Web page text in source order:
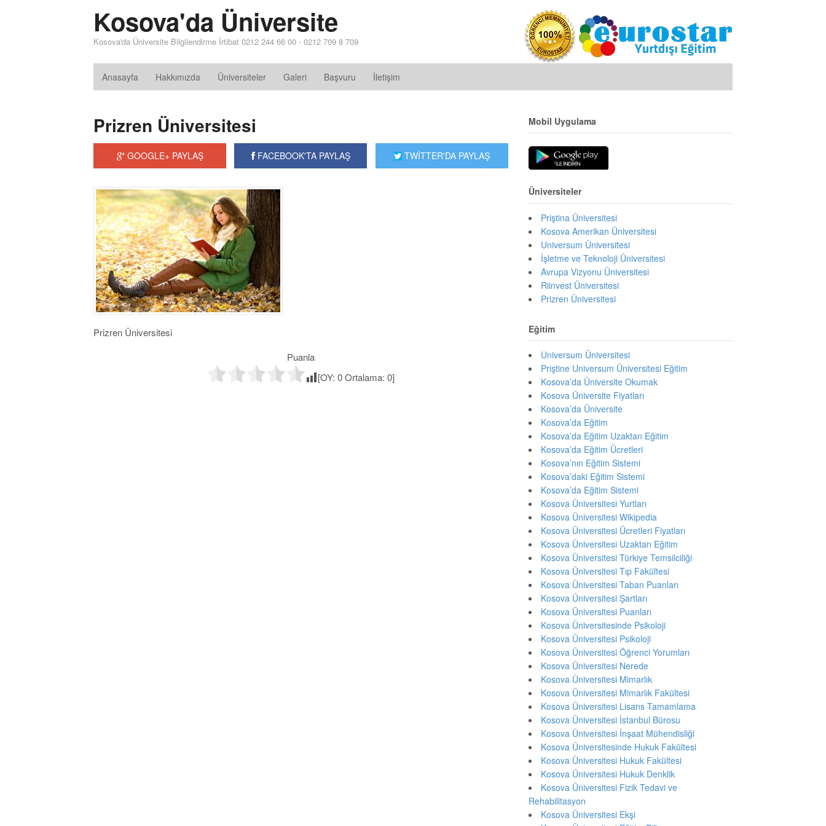
Kosova'da Üniversite
Kosova'da Üniversite Bilgilendirme İrtibat 0212 244 66 00 - 0212 709 8 709
Anasayfa Hakkımızda Üniversiteler Galeri Başvuru İletişim
Prizren Üniversitesi
GOOGLE+ PAYLAŞ FACEBOOK'TA PAYLAŞ TWİTTER'DA PAYLAŞ
Prizren Üniversitesi
Puanla
[OY: 0Ortalama: 0]
Mobil Uygulama
Üniversiteler
Priştina Üniversitesi
Kosova Amerikan Üniversitesi
Universum Üniversitesi
İşletme ve Teknoloji Üniversitesi
Avrupa Vizyonu Üniversitesi
Riinvest Üniversitesi
Prizren Üniversitesi
Eğitim
Universum Üniversitesi
Priştine Universum Üniversitesi Eğitim
Kosova’da Üniversite Okumak
Kosova Üniversite Fiyatları
Kosova’da Üniversite
Kosova’da Eğitim
Kosova’da Eğitim Uzaktan Eğitim
Kosova’da Eğitim Ücretleri
Kosova’nın Eğitim Sistemi
Kosova’daki Eğitim Sistemi
Kosova’da Eğitim Sistemi
Kosova Üniversitesi Yurtları
Kosova Üniversitesi Wikipedia
Kosova Üniversitesi Ücretleri Fiyatları
Kosova Üniversitesi Uzaktan Eğitim
Kosova Üniversitesi Türkiye Temsilciliği
Kosova Üniversitesi Tıp Fakültesi
Kosova Üniversitesi Taban Puanları
Kosova Üniversitesi Şartları
Kosova Üniversitesi Puanları
Kosova Üniversitesinde Psikoloji
Kosova Üniversitesi Psikoloji
Kosova Üniversitesi Öğrenci Yorumları
Kosova Üniversitesi Nerede
Kosova Üniversitesi Mimarlık
Kosova Üniversitesi Mimarlık Fakültesi
Kosova Üniversitesi Lisans Tamamlama
Kosova Üniversitesi İstanbul Bürosu
Kosova Üniversitesi İnşaat Mühendisliği
Kosova Üniversitesinde Hukuk Fakültesi
Kosova Üniversitesi Hukuk Fakültesi
Kosova Üniversitesi Hukuk Denklik
Kosova Üniversitesi Fizik Tedavi ve
Rehabilitasyon
Kosova Üniversitesi Ekşi